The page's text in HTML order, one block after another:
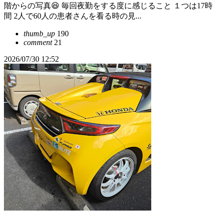
階からの写真😆 毎回夜勤をする度に感じること １つは17時
間 2人で60人の患者さんを看る時の見...
thumb_up 190
comment21
2026/07/30 12:52